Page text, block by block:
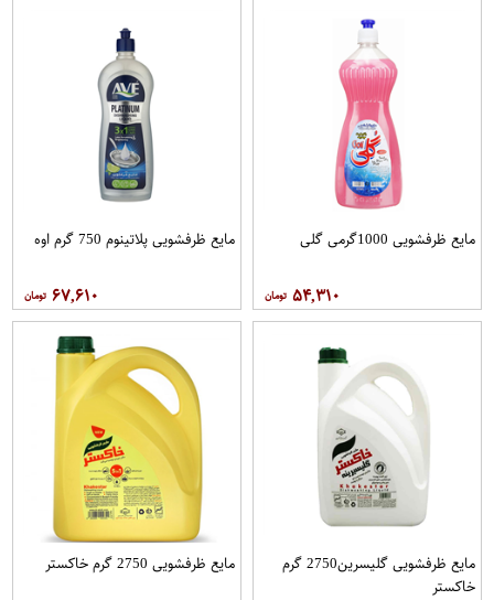
مایع ظرفشویی 1000گرمی گلی
۵۴,۳۱۰
مایع ظرفشویی پلاتینوم 750 گرم اوه
۶۷,۶۱۰
مایع ظرفشویی گلیسرین2750 گرم
خاکستر
مایع ظرفشویی 2750 گرم خاکستر